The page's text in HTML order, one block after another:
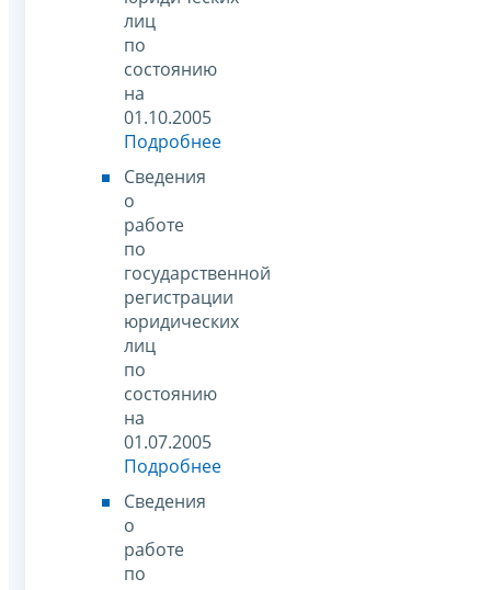
лиц
по
состоянию
на
01.10.2005
Подробнее
Сведения
о
работе
по
государственной
регистрации
юридических
лиц
по
состоянию
на
01.07.2005
Подробнее
Сведения
о
работе
по